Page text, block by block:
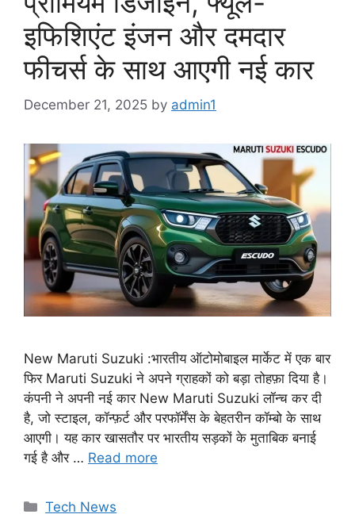
इफिशिएंट इंजन और दमदार
फीचर्स के साथ आएगी नई कार
December 21, 2025 by admin1
New Maruti Suzuki :भारतीय ऑटोमोबाइल मार्केट में एक बार
फिर Maruti Suzuki ने अपने ग्राहकों को बड़ा तोहफ़ा दिया है।
कंपनी ने अपनी नई कार New Maruti Suzuki लॉन्च कर दी
है, जो स्टाइल, कॉन्फ़र्ट और परफॉर्मेंस के बेहतरीन कॉम्बो के साथ
आएगी। यह कार खासतौर पर भारतीय सड़कों के मुताबिक बनाई
गई है और … Read more
Categories
Tech News